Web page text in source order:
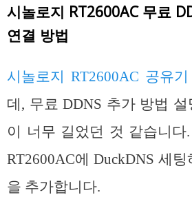
시놀로지 RT2600AC 무료
연결 방법
시놀로지 RT2600AC 공유기
데, 무료 DDNS 추가 방법
이 너무 길었던 것 같습니다
RT2600AC에 DuckDNS 세
을 추가합니다.